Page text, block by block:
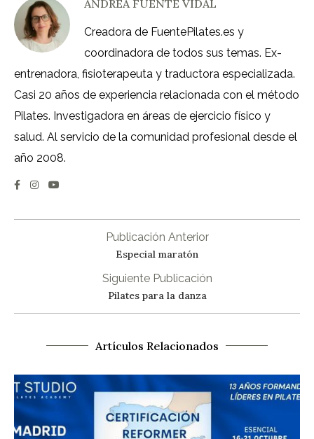
ANDREA FUENTE VIDAL
Creadora de FuentePilates.es y
coordinadora de todos sus temas. Ex-
entrenadora, fisioterapeuta y traductora especializada.
Casi 20 años de experiencia relacionada con el método
Pilates. Investigadora en áreas de ejercicio físico y
salud. Al servicio de la comunidad profesional desde el
año 2008.
Publicación Anterior
Especial maratón
Siguiente Publicación
Pilates para la danza
Artículos Relacionados